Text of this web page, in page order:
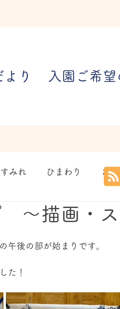
より 入園ご希望
すみれ ひまわり さく
〜描画・
午後の部が始まりです。
た！